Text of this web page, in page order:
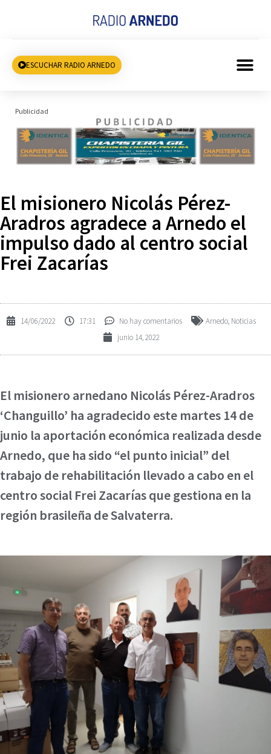
ESCUCHAR RADIO ARNEDO
Publicidad
El misionero Nicolás Pérez-
Aradros agradece a Arnedo el
impulso dado al centro social
Frei Zacarías
14/06/2022 17:31 No hay comentarios Arnedo, Noticias
junio 14, 2022
El misionero arnedano Nicolás Pérez-Aradros
‘Changuillo’ ha agradecido este martes 14 de
junio la aportación económica realizada desde
Arnedo, que ha sido “el punto inicial” del
trabajo de rehabilitación llevado a cabo en el
centro social Frei Zacarías que gestiona en la
región brasileña de Salvaterra.